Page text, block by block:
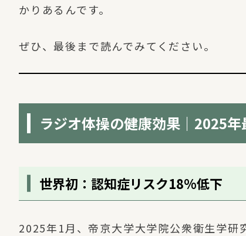
かりあるんです。
ぜひ、最後まで読んでみてください。
ラジオ体操の健康効果｜2025
世界初：認知症リスク18%低下
2025年1月、帝京大学大学院公衆衛生学研